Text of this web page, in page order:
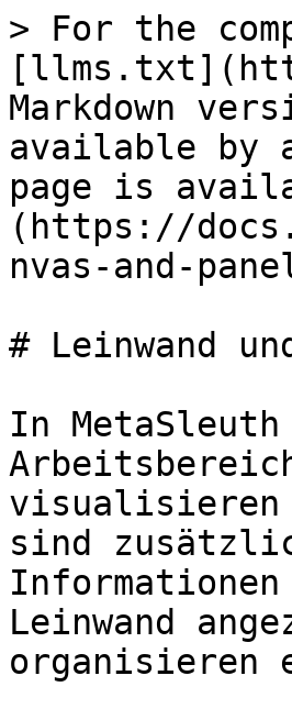
> For the
Markdown
available by
page is
(https://
nvas-and-
# Leinwand
In
visualisieren
sind
Informationen
Leinwand
organisieren